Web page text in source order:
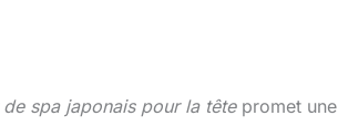
spa japonais pour la têtepromet une